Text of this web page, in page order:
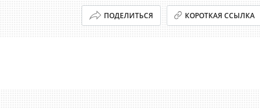
ПОДЕЛИТЬСЯ КОРОТКАЯ ССЫЛКА